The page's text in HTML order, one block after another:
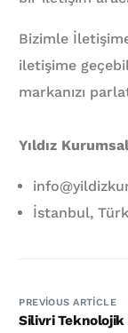
Bizimle
iletişime
markanızı
Yıldız
İstanbul,
PREVIOUS ARTICLE
Silivri Teknolojik